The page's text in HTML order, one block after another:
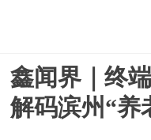
鑫闻界｜终
解码滨州“养